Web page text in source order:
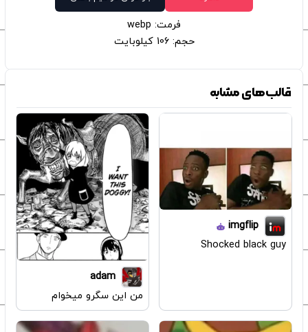
فرمت: webp
حجم: 106 کیلوبایت
قالب‌های مشابه
imgflip
Shocked black guy
adam
من این سگرو میخوام